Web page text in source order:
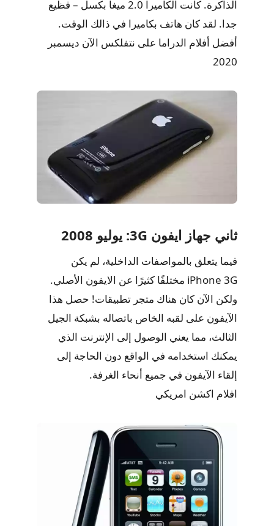
الذاكرة. كانت الكاميرا 2.0 ميغا بكسل – فظيع
جدا. لقد كان هاتف بكاميرا في ذالك الوقت.
أفضل أفلام الدراما على نتفلكس الآن ديسمبر
2020
ثاني جهاز ايفون 3G: يوليو 2008
فيما يتعلق بالمواصفات الداخلية، لم يكن
iPhone 3G مختلفًا كثيرًا عن الايفون الأصلي.
ولكن الآن كان هناك متجر تطبيقات! حصل هذا
الآيفون على لقبه الخاص باتصاله بشبكة الجيل
الثالث، مما يعني الوصول إلى الإنترنت الذي
يمكنك استخدامه في الواقع دون الحاجة إلى
إلقاء الآيفون في جميع أنحاء الغرفة.
افلام اكشن امريكي